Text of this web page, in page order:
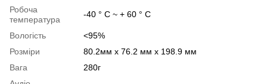
Робоча
температура
-40 ° C ~ + 60 ° C
Вологість
<95%
Розміри
80.2мм x 76.2 мм x 198.9 мм
Вага
280г